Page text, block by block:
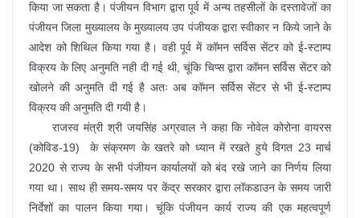
किया जा सकता है। पंजीयन विभाग द्वारा पूर्व में अन्य तहसीलों के दस्तावेजों का
पंजीयन जिला मुख्यालय के मुख्यालय उप पंजीयक द्वारा स्वीकार न किये जाने के
आदेश को शिथिल किया गया है। वही पूर्व में कॉमन सर्विस सेंटर को ई-स्टाम्प
विक्रय के लिए अनुमति नही दी गई थी, चूंकि चिप्स द्वारा कॉमन सर्विस सेंटर को
खोलने की अनुमति दी गई है अतः अब कॉमन सर्विस सेंटर से भी ई-स्टाम्प
विक्रय की अनुमति दी गयी है।
राजस्व मंत्री श्री जयसिंह अग्रवाल ने कहा कि नोवेल कोरोना वायरस
(कोविड-19) के संक्रमण के खतरे को ध्यान में रखते हुये विगत 23 मार्च
2020 से राज्य के सभी पंजीयन कार्यालयों को बंद रखे जाने का निर्णय लिया
गया था। साथ ही समय-समय पर केंद्र सरकार द्वारा लॉकडाउन के समय जारी
निर्देशों का पालन किया गया। चूंकि पंजीयन कार्य राज्य की एक महत्वपूर्ण